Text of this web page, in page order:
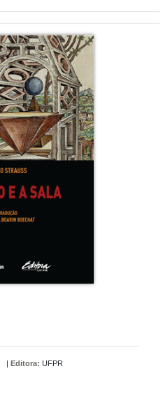
| Editora: UFPR